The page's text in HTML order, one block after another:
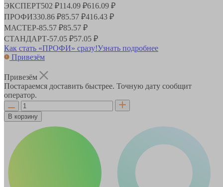
ЭКСПЕРТ502 ₽114.09 ₽616.09 ₽
ПРОФИ330.86 ₽85.57 ₽416.43 ₽
МАСТЕР-85.57 ₽85.57 ₽
СТАНДАРТ-57.05 ₽57.05 ₽
Как стать «ПРОФИ» сразу!Узнать подробнее
Привезём
Привезём
Постараемся доставить быстрее. Точную дату сообщит
оператор.
В корзину